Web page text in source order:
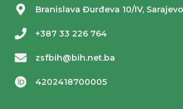
Branislava Đurđeva 10/IV,
+387 33 226 764
zsfbih@bih.net.ba
4202418700005